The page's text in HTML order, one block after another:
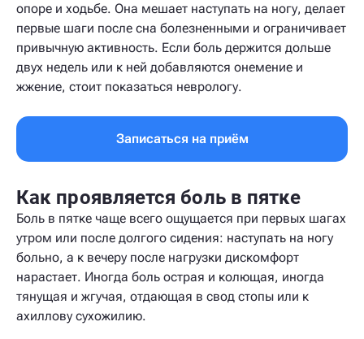
опоре и ходьбе. Она мешает наступать на ногу, делает
первые шаги после сна болезненными и ограничивает
привычную активность. Если боль держится дольше
двух недель или к ней добавляются онемение и
жжение, стоит показаться неврологу.
Записаться на приём
Как проявляется боль в пятке
Боль в пятке чаще всего ощущается при первых шагах
утром или после долгого сидения: наступать на ногу
больно, а к вечеру после нагрузки дискомфорт
нарастает. Иногда боль острая и колющая, иногда
тянущая и жгучая, отдающая в свод стопы или к
ахиллову сухожилию.